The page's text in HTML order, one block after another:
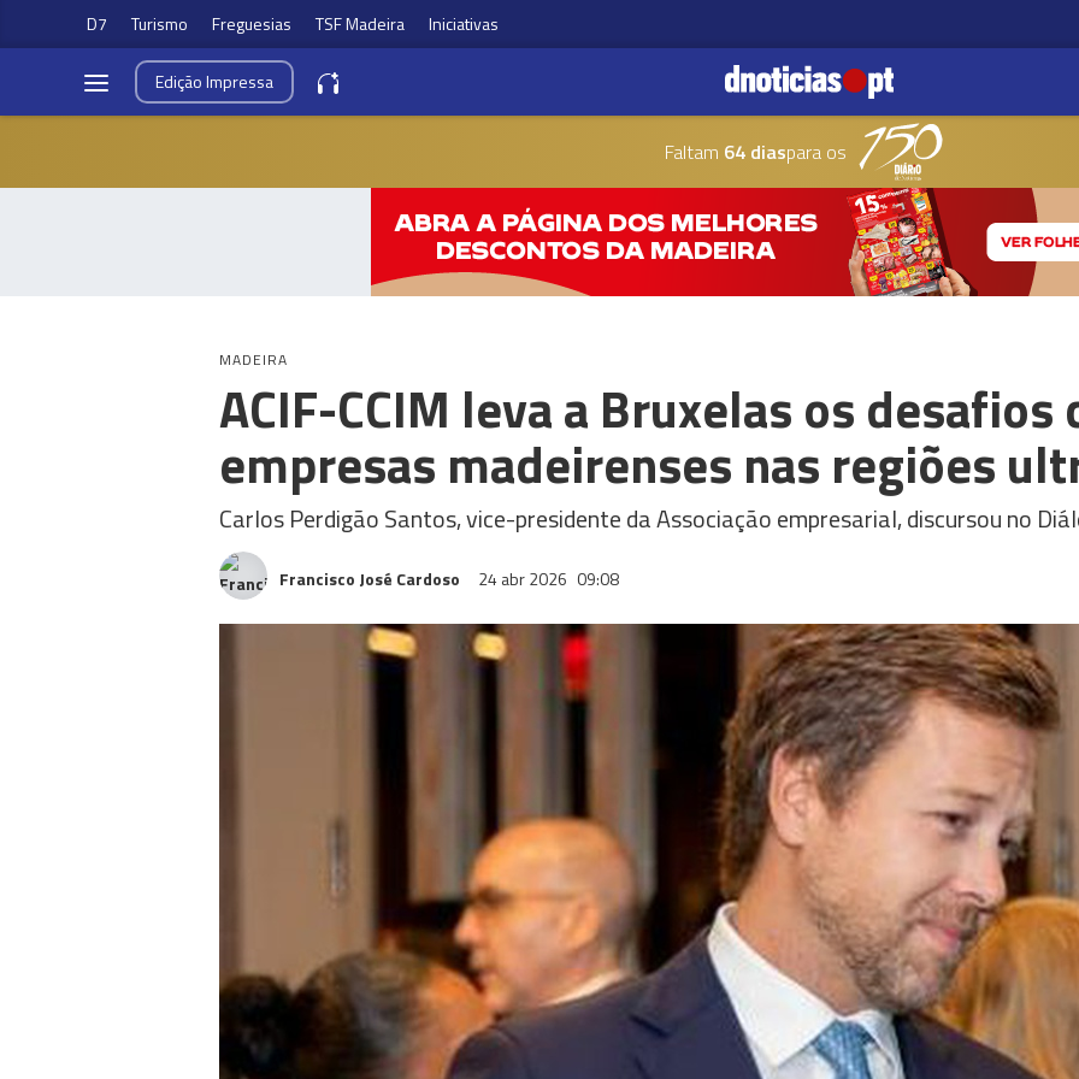
D7 Turismo Freguesias TSF Madeira Iniciativas
EdiçãoImpressa
Faltam 64 diaspara os
MADEIRA
ACIF-CCIM leva a Bruxelas os
empresas madeirenses nas regiões
Carlos Perdigão Santos, vice-presidente da Associação empresarial, discursou no
Francisco José Cardoso 24 abr 2026 09:08